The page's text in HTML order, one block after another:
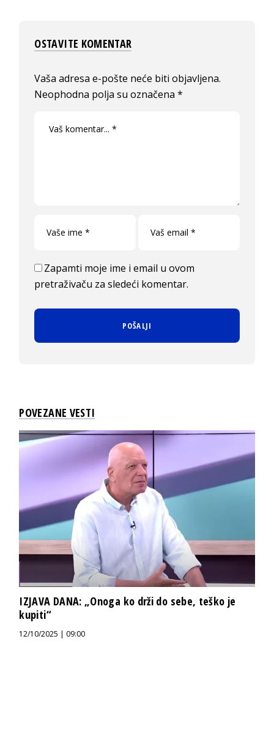
OSTAVITE KOMENTAR
Vaša adresa e-pošte neće biti objavljena.
Neophodna polja su označena*
Zapamti moje ime i email u ovom
pretraživaču za sledeći komentar.
POVEZANE VESTI
IZJAVA DANA: „Onoga ko drži do sebe, teško je
kupiti“
12/10/2025 | 09:00